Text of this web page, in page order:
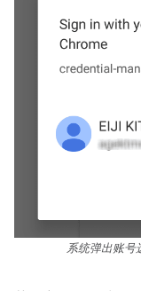
系统弹出账号